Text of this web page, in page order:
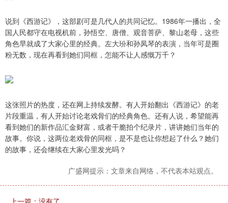
说到《西游记》，这部剧可是几代人的共同记忆。1986年一播出，全
国人民都守在电视机前，孙悟空、唐僧、观音菩萨、黎山老母，这些
角色早就成了大家心里的经典。左大玢和孙凤琴的表演，当年可是圈
粉无数，现在再看到她们同框，怎能不让人感慨万千？
这张照片的热度，还在网上持续发酵。有人开始翻出《西游记》的老
片段重温，有人开始讨论老戏骨们的经典角色。还有人说，希望能再
看到她们的新作品汇金财富，或者干脆拍个纪录片，讲讲她们当年的
故事。你说，这两位老戏骨的同框，是不是也让你想起了什么？她们
的故事，还会继续在大家心里发光吗？
广盛网提示：文章来自网络，不代表本站观点。